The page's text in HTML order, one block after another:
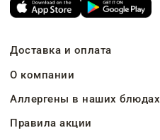
Доставка и оплата
О компании
Аллергены в наших блюдах
Правила акции